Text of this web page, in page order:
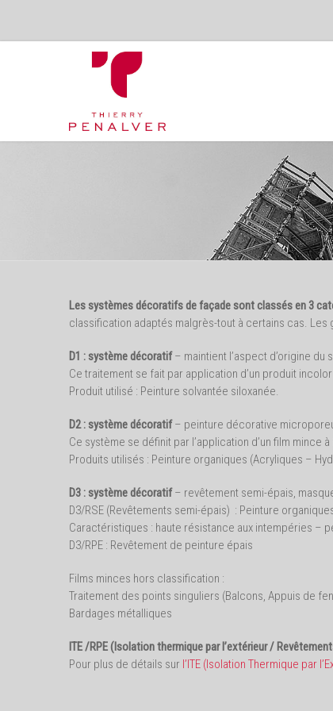
Les systèmes décoratifs de façade sont classés en 3
classification adaptés malgrès-tout à certains cas.
D1 : système décoratif– maintient l’aspect d’origine du
Ce traitement se fait par application d’un produit
Produit utilisé : Peinture solvantée siloxanée.
D2 : système décoratif– peinture décorative
Ce système se définit par l’application d’un film
Produits utilisés : Peinture organiques (Acryliques –
D3 : système décoratif– revêtement semi-épais,
D3/RSE (Revêtements semi-épais) : Peinture
Caractéristiques : haute résistance aux intempéries –
D3/RPE : Revêtement de peinture épais
Films minces hors classification :
Traitement des points singuliers (Balcons, Appuis de
Bardages métalliques
ITE /RPE (Isolation thermique par l’extérieur /
Pour plus de détails sur l’ITE (Isolation Thermique par